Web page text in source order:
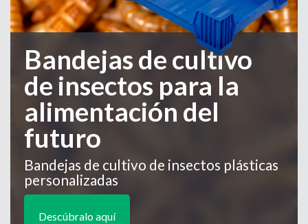
Bandejas de cultivo
de insectos para la
alimentación del
futuro
Bandejas de cultivo de insectos plásticas
personalizadas
Descúbralo aquí